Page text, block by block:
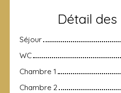
Détail des
Séjour
WC
Chambre 1
Chambre 2